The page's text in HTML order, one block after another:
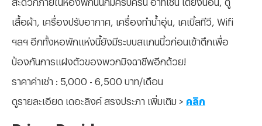
เสื้อผ้า, เครื่องปรับอากาศ, เครื่องทำน้ำอุ่น, เคเบิ้ลทีวี, Wifi
ฯลฯ อีกทั้งหอพักแห่งนี้ยังมีระบบสแกนนิ้วก่อนเข้าตึกเพื่อ
ป้องกันการแฝงตัวของพวกมิจฉาชีพอีกด้วย!
ราคาค่าเช่า : 5,000 - 6,500 บาท/เดือน
ดูรายละเอียด เดอะลิงค์ สรงประภา เพิ่มเติม > คลิก